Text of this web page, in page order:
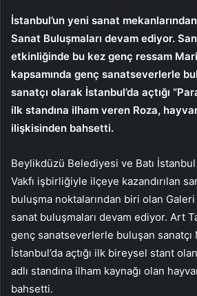
İstanbul’un yeni sanat
Sanat Buluşmaları devam ediyor.
etkinliğinde bu kez genç ressam
kapsamında genç sanatseverlerle
sanatçı olarak İstanbul’da açtığı
ilk standına ilham veren Roza,
ilişkisinden bahsetti.
Beylikdüzü Belediyesi ve Batı
Vakfı işbirliğiyle ilçeye kazandırılan
buluşma noktalarından biri olan
sanat buluşmaları devam ediyor. Art
genç sanatseverlerle buluşan sanatçı
İstanbul’da açtığı ilk bireysel stant
adlı standına ilham kaynağı olan
bahsetti.